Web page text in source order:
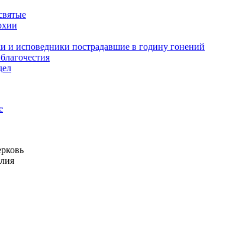
и исповедники пострадавшие в годину гонений